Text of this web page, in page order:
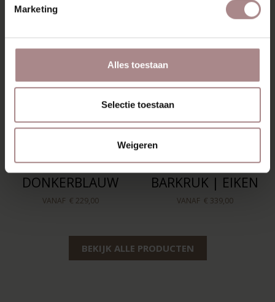
Marketing
Alles toestaan
Selectie toestaan
Weigeren
EDSKE EIKEN |
DONKERBLAUW
VANAF € 229,00
OLGER COUNTER
BARKRUK | EIKEN
VANAF € 339,00
BEKIJK ALLE PRODUCTEN